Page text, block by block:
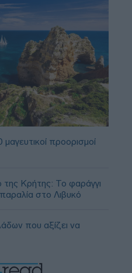
προορισμοί
της Κρήτης: Το φαράγγι
στο Λιβυκό
που αξίζει να